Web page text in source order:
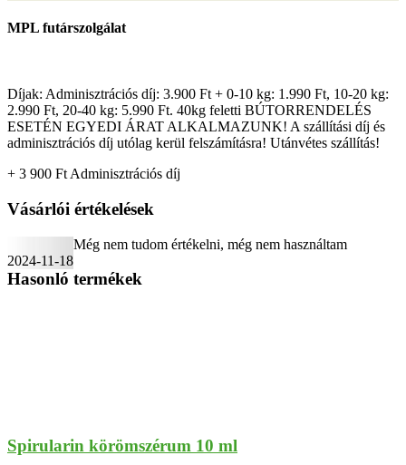
MPL futárszolgálat
Díjak: Adminisztrációs díj: 3.900 Ft + 0-10 kg: 1.990 Ft, 10-20 kg:
2.990 Ft, 20-40 kg: 5.990 Ft. 40kg feletti BÚTORRENDELÉS
ESETÉN EGYEDI ÁRAT ALKALMAZUNK! A szállítási díj és
adminisztrációs díj utólag kerül felszámításra! Utánvétes szállítás!
+ 3 900 Ft Adminisztrációs díj
Vásárlói értékelések
2024-11-18
Még nem tudom értékelni, még nem használtam
Hasonló termékek
Spirularin körömszérum 10 ml